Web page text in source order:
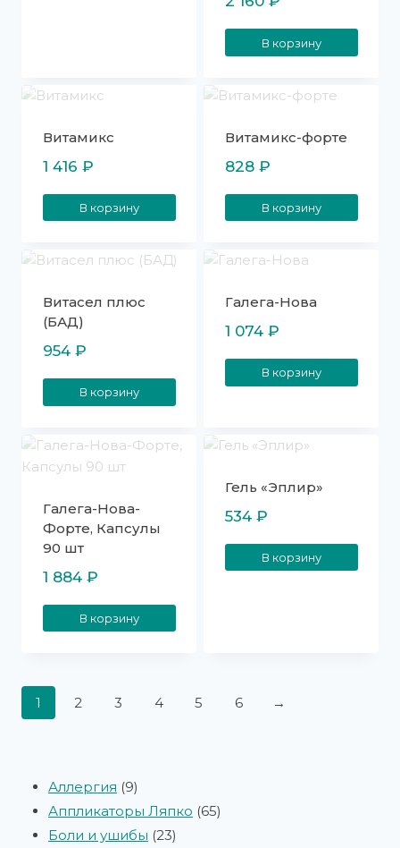
В корзину
Витамикс
1 416 ₽
В корзину
Витамикс-форте
828 ₽
В корзину
Витасел плюс
(БАД)
954 ₽
В корзину
Галега-Нова
1 074 ₽
В корзину
Галега-Нова-
Форте, Капсулы
90 шт
1 884 ₽
В корзину
Гель «Эплир»
534 ₽
В корзину
1 2 3 4 5 6 →
Аллергия 9
Аппликаторы Ляпко 65
Боли и ушибы 23